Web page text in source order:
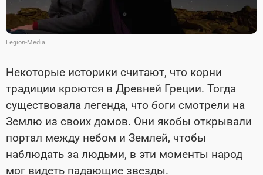
Legion-Media
Некоторые историки считают, что корни
традиции кроются в Древней Греции. Тогда
существовала легенда, что боги смотрели на
Землю из своих домов. Они якобы открывали
портал между небом и Землей, чтобы
наблюдать за людьми, в эти моменты народ
мог видеть падающие звезды.